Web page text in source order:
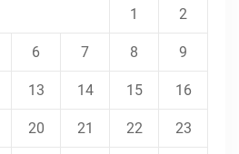
1 2
6 7 8 9
13 14 15 16
20 21 22 23